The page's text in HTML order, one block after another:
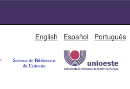
English Español Português